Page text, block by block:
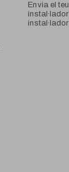
Envia el